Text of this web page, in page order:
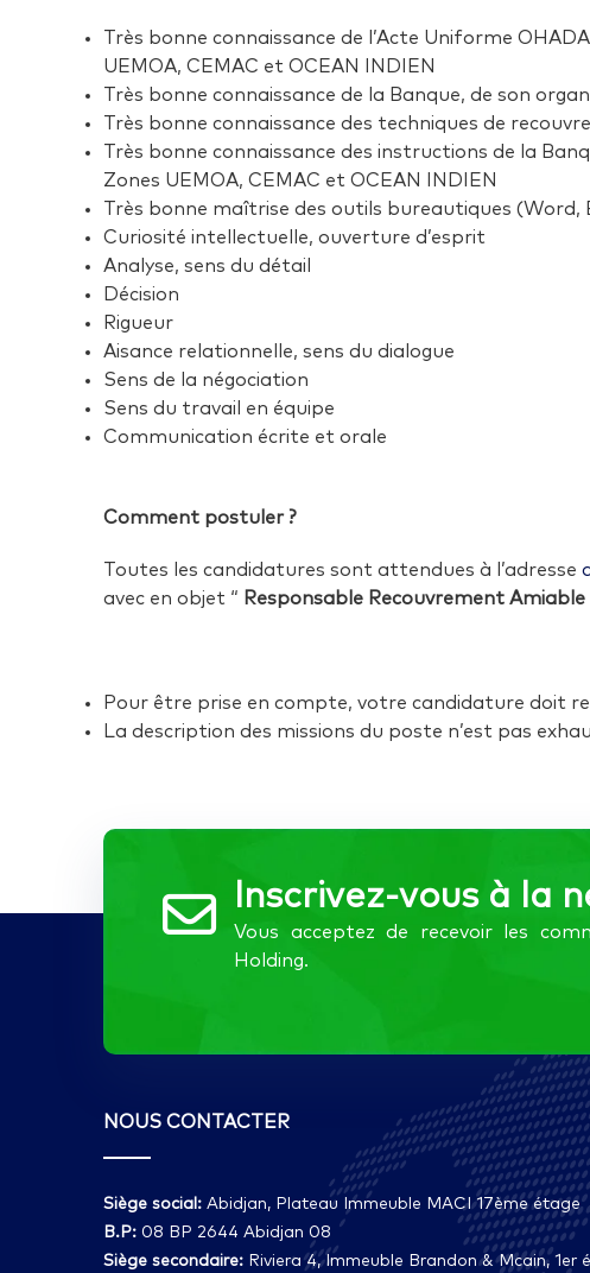
Très bonne connaissance de l’Acte Uniforme
UEMOA, CEMAC et OCEAN INDIEN
Très bonne connaissance de la Banque, de son
Très bonne connaissance des techniques de
Très bonne connaissance des instructions de la
Zones UEMOA, CEMAC et OCEAN INDIEN
Très bonne maîtrise des outils bureautiques (Word,
Curiosité intellectuelle, ouverture d’esprit
Analyse, sens du détail
Décision
Rigueur
Aisance relationnelle, sens du dialogue
Sens de la négociation
Sens du travail en équipe
Communication écrite et orale
Comment postuler ?
Toutes les candidatures sont attendues à l’adresse
avec en objet “ Responsable Recouvrement
Pour être prise en compte, votre candidature doit
La description des missions du poste n’est pas
Inscrivez-vous à la
Vous acceptez de recevoir les
Holding.
NOUS CONTACTER
Siège social: Abidjan, Plateau Immeuble MACI 17ème étage
B.P: 08 BP 2644 Abidjan 08
Siège secondaire: Riviera 4, Immeuble Brandon & Mcain, 1er